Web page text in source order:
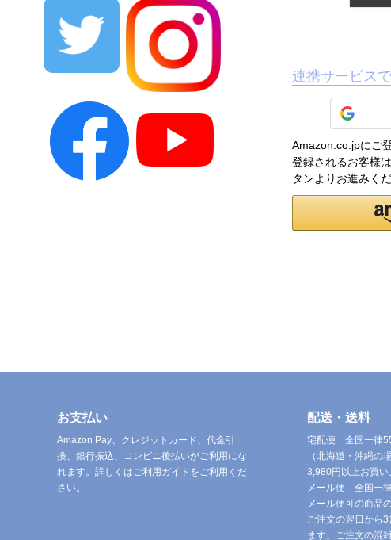
連携サービス
Amazon.co.jpにご
登録されるお客様
タンよりお進みくだ
お支払い
Amazon Pay、クレジットカード、代金引
換、銀行振込、コンビニ後払いがご利用にな
れます。詳しくはご利用ガイドをご利用くだ
さい。
配送・送料
宅配便 全国一律
（北海道・沖縄の
3,980円以上お買
メール便 全国一
メール便可の商品
ご注文の翌日から
ます。ご注文の混